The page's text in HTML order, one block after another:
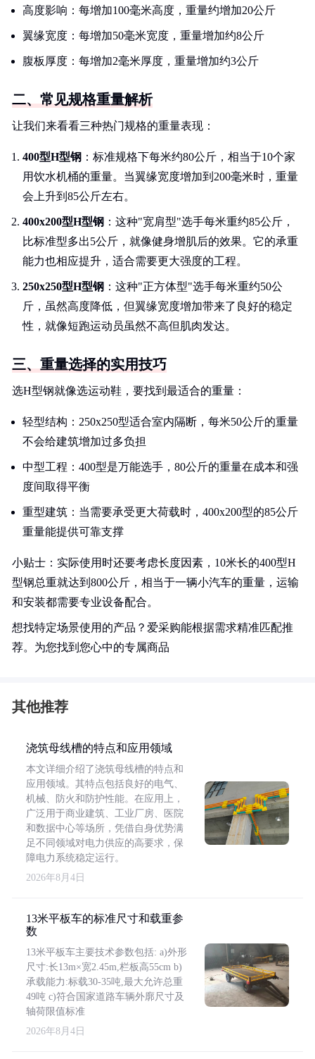
高度影响：每增加100毫米高度，重量约增加20公斤
翼缘宽度：每增加50毫米宽度，重量增加约8公斤
腹板厚度：每增加2毫米厚度，重量增加约3公斤
二、常见规格重量解析
让我们来看看三种热门规格的重量表现：
400型H型钢 ：标准规格下每米约80公斤，相当于10个家
用饮水机桶的重量。当翼缘宽度增加到200毫米时，重量
会上升到85公斤左右。
400x200型H型钢 ：这种"宽肩型"选手每米重约85公斤，
比标准型多出5公斤，就像健身增肌后的效果。它的承重
能力也相应提升，适合需要更大强度的工程。
250x250型H型钢 ：这种"正方体型"选手每米重约50公
斤，虽然高度降低，但翼缘宽度增加带来了良好的稳定
性，就像短跑运动员虽然不高但肌肉发达。
三、重量选择的实用技巧
选H型钢就像选运动鞋，要找到最适合的重量：
轻型结构：250x250型适合室内隔断，每米50公斤的重量
不会给建筑增加过多负担
中型工程：400型是万能选手，80公斤的重量在成本和强
度间取得平衡
重型建筑：当需要承受更大荷载时，400x200型的85公斤
重量能提供可靠支撑
小贴士：实际使用时还要考虑长度因素，10米长的400型H
型钢总重就达到800公斤，相当于一辆小汽车的重量，运输
和安装都需要专业设备配合。
想找特定场景使用的产品？爱采购能根据需求精准匹配推
荐。为您找到您心中的专属商品
其他推荐
浇筑母线槽的特点和应用领域
本文详细介绍了浇筑母线槽的特点和
应用领域。其特点包括良好的电气、
机械、防火和防护性能。在应用上，
广泛用于商业建筑、工业厂房、医院
和数据中心等场所，凭借自身优势满
足不同领域对电力供应的高要求，保
障电力系统稳定运行。
2026年8月4日
13米平板车的标准尺寸和载重参
数
13米平板车主要技术参数包括: a)外形
尺寸:长13m×宽2.45m,栏板高55cm b)
承载能力:标载30-35吨,最大允许总重
49吨 c)符合国家道路车辆外廓尺寸及
轴荷限值标准
2026年8月4日